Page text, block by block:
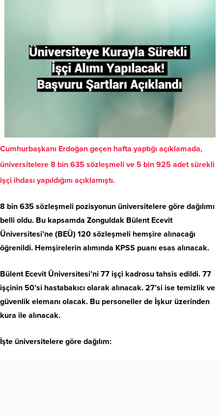
Cumhurbaşkanı Erdoğan geçen hafta yaptığı açıklamada,
üniversitelere 8 bin 635 sözleşmeli ve 5 bin 925 adet sürekli
işçi ihdası yapıldığını açıklamıştı.
8 bin 635 sözleşmeli pozisyonun üniversitelere göre dağılımı
belli oldu. Bu kapsamda Zonguldak Bülent Ecevit
Üniversitesi’ne (BEÜ) 120 sözleşmeli hemşire alınacağı
öğrenildi. Hemşirelerin alımında KPSS puanı esas alınacak.
Bülent Ecevit Üniversitesi’ni 77 işçi kadrosu tahsis edildi. 77
işçinin 50’si hastabakıcı olarak alınacak. 27’si ise temizlik ve
güvenlik elemanı olacak. Bu personeller de İşkur üzerinden
kura ile alınacak.
İşte üniversitelere göre dağılım: